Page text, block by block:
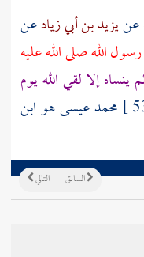
عنيزيد بن أبي زيادعن
الله صلى الله عليه
إلا لقي الله يوم
محمدعيسى هو ابن
التالي السابق